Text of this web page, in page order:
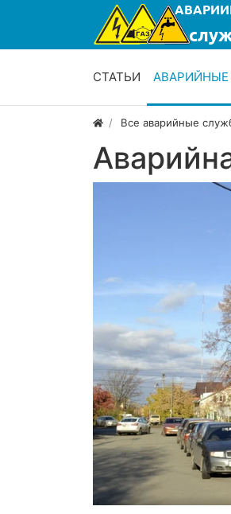
СТАТЬИ
Все аварийные